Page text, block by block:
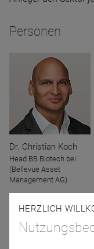
Personen
Dr. Christian Koch
Head BB Biotech bei
(Bellevue Asset
Management AG)
Moderator
HERZLICH